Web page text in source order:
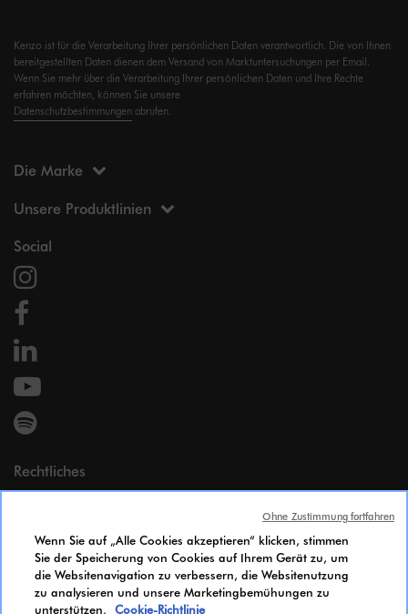
Kenzo ist für die Verarbeitung Ihrer persönlichen Daten verantwortlich. Die von Ihnen
bereitgestellten Daten dienen dem Versand von Marktuntersuchungen per Email.
Wenn Sie mehr über die Verarbeitung Ihrer persönlichen Daten und Ihre Rechte
erfahren möchten, können Sie unsere
Datenschutzbestimmungen abrufen.
Die Marke
Unsere Produktlinien
Social
Rechtliches
Impressum
Cookie Policy
Zugänglichkeit
Gleichstellungsindex
Wenn Sie auf „Alle Cookies akzeptieren“ klicken, stimmen
Sie der Speicherung von Cookies auf Ihrem Gerät zu, um
die Websitenavigation zu verbessern, die Websitenutzung
zu analysieren und unsere Marketingbemühungen zu
unterstützen.
Cookie-Richtlinie
Ohne Zustimmung fortfahren